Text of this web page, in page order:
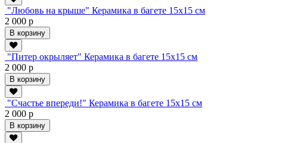
"Любовь на крыше" Керамика в багете 15х15 см
2 000 р
В корзину
"Питер окрыляет" Керамика в багете 15х15 см
2 000 р
В корзину
"Счастье впереди!" Керамика в багете 15х15 см
2 000 р
В корзину